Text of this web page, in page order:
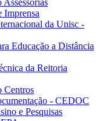
Assessorias
Imprensa
da Unisc -
Educação a Distância
da Reitoria
Centros
- CEDOC
e Pesquisas